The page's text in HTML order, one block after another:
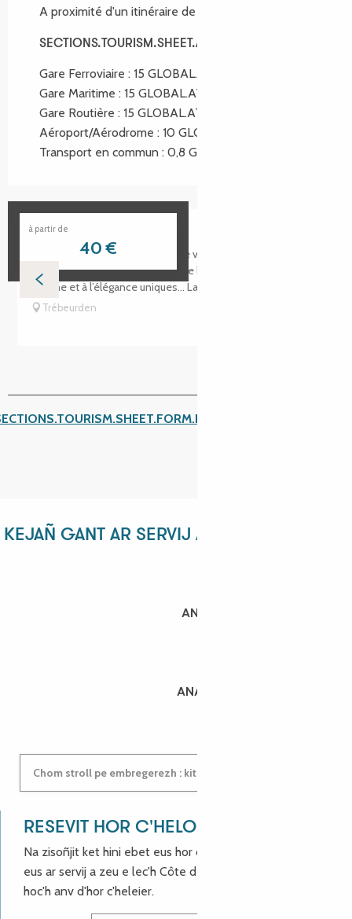
A proximité d'un itinéraire de randonnée :
SECTIONS.TOURISM.SHEET.ACCESS
SECTIONS.TOURISM.SHEET.ACCESS
Gare Ferroviaire : 15 GLOBAL.AT 15km
Gare Maritime : 15 GLOBAL.AT 15km
Gare Routière : 15 GLOBAL.AT 15km
Aéroport/Aérodrome : 10 GLOBAL.AT 10km
Transport en commun : 0,8 GLOBAL.AT 800m
à partir de
40€
Manoir de Lan Kerellec
La famille Daubé et son équipage vous accueillent dans
cette demeure familiale datant de la fin du XIXe siècle, au
charme et à l’élégance uniques... La salle à manger, à la...
Trébeurden
KEJAÑ GANT AR SERVIJ A ZEU !
ANGÉLIQUE
ANASTASYIA
Chom stroll pe embregerezh : kit e darempred ganeomp !
RESEVIT HOR C'HELOÙ !
Na zisoñjit ket hini ebet eus hor c'hinnigoù mat ha keleier
eus ar servij a zeu e lec'h Côte de Granit Rose, enskrivit
hoc'h anv d'hor c'heleier.